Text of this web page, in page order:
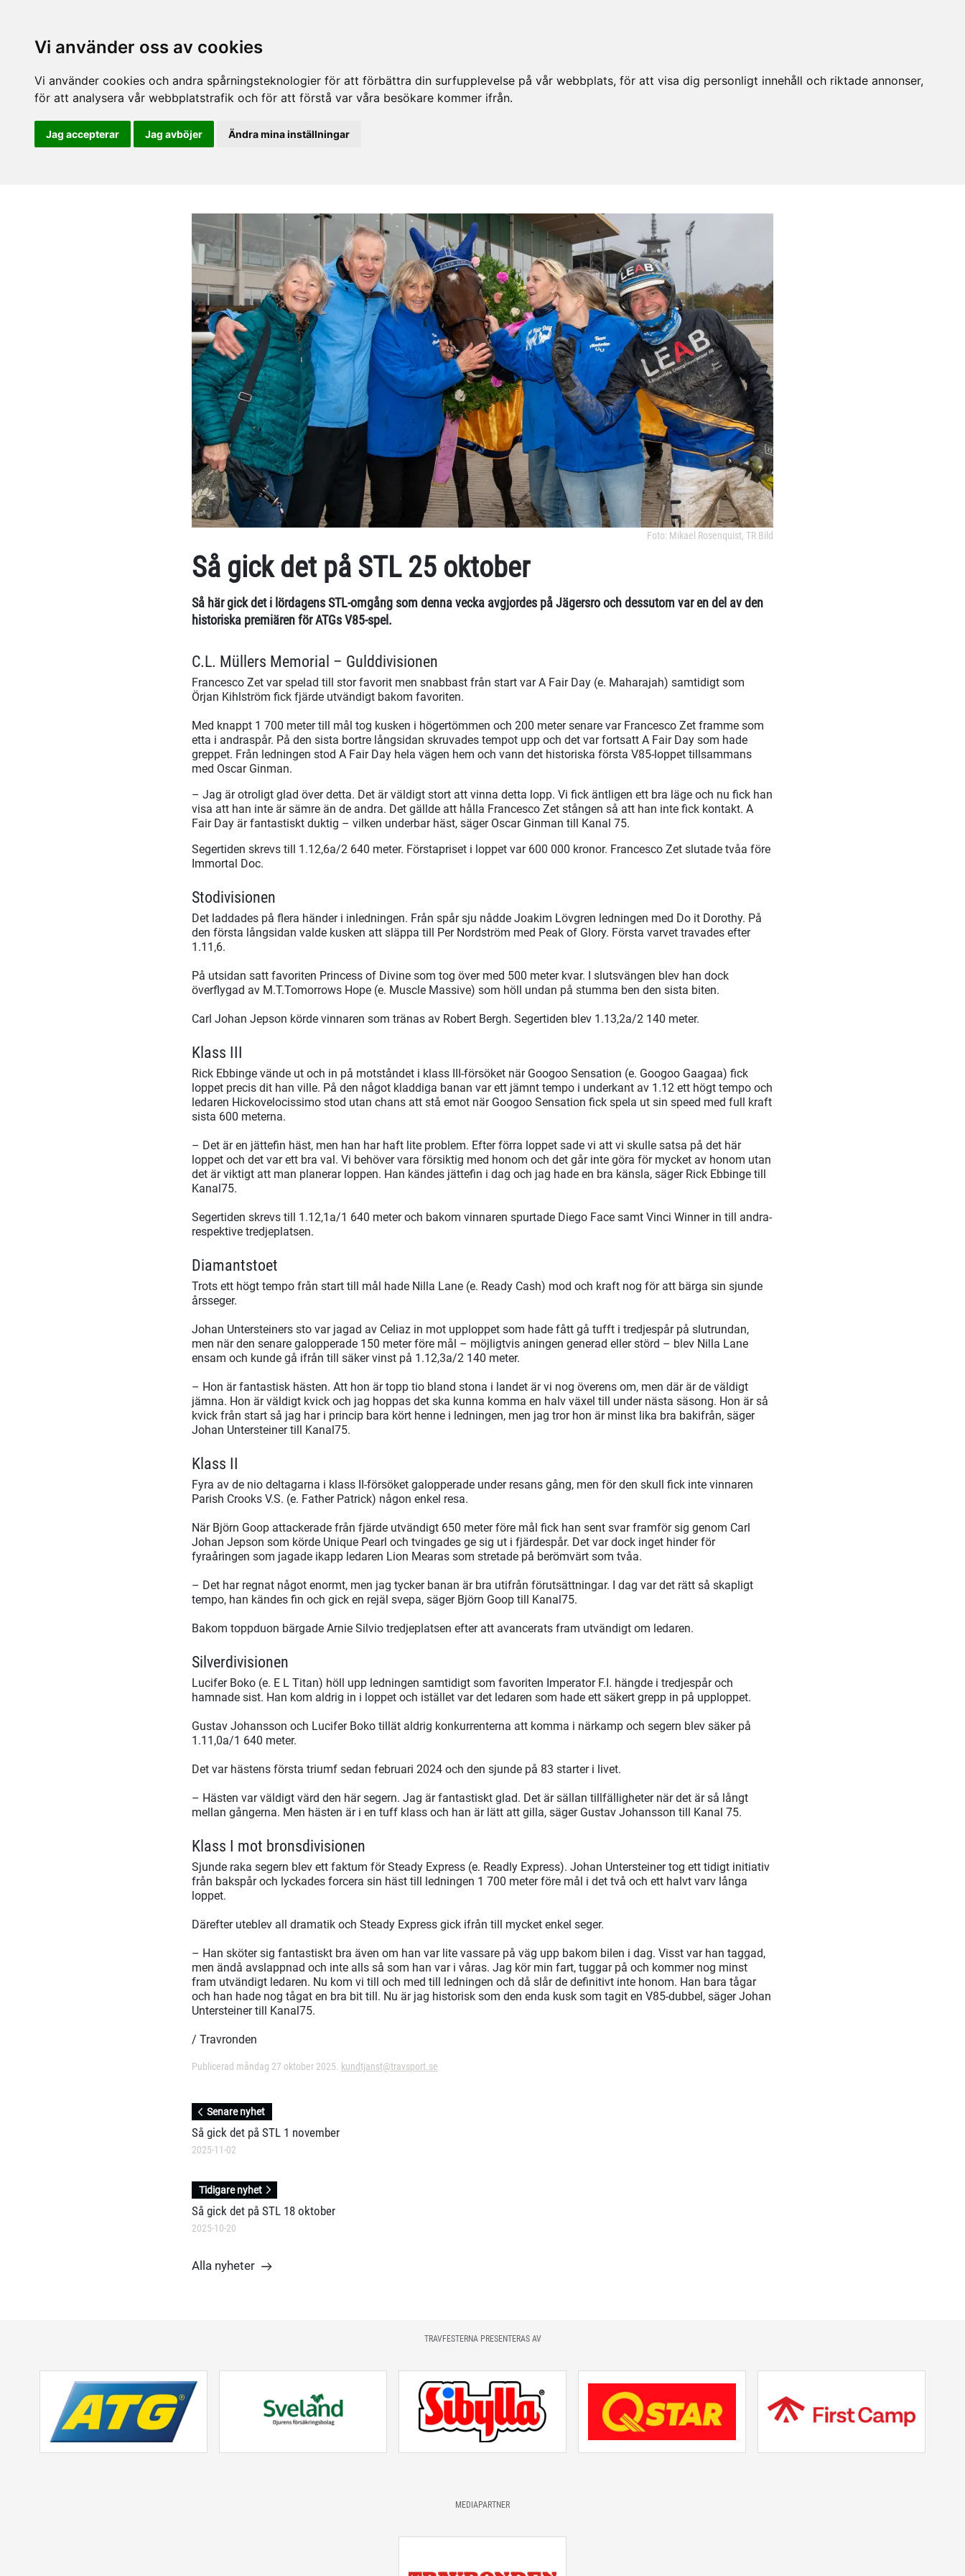
Vi använder oss av cookies
Vi använder cookies och andra spårningsteknologier för att förbättra din surfupplevelse på vår webbplats, för att visa dig personligt innehåll och riktade annonser,
för att analysera vår webbplatstrafik och för att förstå var våra besökare kommer ifrån.
Jag accepterar Jag avböjer Ändra mina inställningar
Foto: Mikael Rosenquist, TR Bild
Så gick det på STL 25 oktober
Så här gick det i lördagens STL-omgång som denna vecka avgjordes på Jägersro och dessutom var en del av den
historiska premiären för ATGs V85-spel.
C.L. Müllers Memorial – Gulddivisionen
Francesco Zet var spelad till stor favorit men snabbast från start var A Fair Day (e. Maharajah) samtidigt som
Örjan Kihlström fick fjärde utvändigt bakom favoriten.
Med knappt 1 700 meter till mål tog kusken i högertömmen och 200 meter senare var Francesco Zet framme som
etta i andraspår. På den sista bortre långsidan skruvades tempot upp och det var fortsatt A Fair Day som hade
greppet. Från ledningen stod A Fair Day hela vägen hem och vann det historiska första V85-loppet tillsammans
med Oscar Ginman.
– Jag är otroligt glad över detta. Det är väldigt stort att vinna detta lopp. Vi fick äntligen ett bra läge och nu fick han
visa att han inte är sämre än de andra. Det gällde att hålla Francesco Zet stången så att han inte fick kontakt. A
Fair Day är fantastiskt duktig – vilken underbar häst, säger Oscar Ginman till Kanal 75.
Segertiden skrevs till 1.12,6a/2 640 meter. Förstapriset i loppet var 600 000 kronor. Francesco Zet slutade tvåa före
Immortal Doc.
Stodivisionen
Det laddades på flera händer i inledningen. Från spår sju nådde Joakim Lövgren ledningen med Do it Dorothy. På
den första långsidan valde kusken att släppa till Per Nordström med Peak of Glory. Första varvet travades efter
1.11,6.
På utsidan satt favoriten Princess of Divine som tog över med 500 meter kvar. I slutsvängen blev han dock
överflygad av M.T.Tomorrows Hope (e. Muscle Massive) som höll undan på stumma ben den sista biten.
Carl Johan Jepson körde vinnaren som tränas av Robert Bergh. Segertiden blev 1.13,2a/2 140 meter.
Klass III
Rick Ebbinge vände ut och in på motståndet i klass III-försöket när Googoo Sensation (e. Googoo Gaagaa) fick
loppet precis dit han ville. På den något kladdiga banan var ett jämnt tempo i underkant av 1.12 ett högt tempo och
ledaren Hickovelocissimo stod utan chans att stå emot när Googoo Sensation fick spela ut sin speed med full kraft
sista 600 meterna.
– Det är en jättefin häst, men han har haft lite problem. Efter förra loppet sade vi att vi skulle satsa på det här
loppet och det var ett bra val. Vi behöver vara försiktig med honom och det går inte göra för mycket av honom utan
det är viktigt att man planerar loppen. Han kändes jättefin i dag och jag hade en bra känsla, säger Rick Ebbinge till
Kanal75.
Segertiden skrevs till 1.12,1a/1 640 meter och bakom vinnaren spurtade Diego Face samt Vinci Winner in till andra-
respektive tredjeplatsen.
Diamantstoet
Trots ett högt tempo från start till mål hade Nilla Lane (e. Ready Cash) mod och kraft nog för att bärga sin sjunde
årsseger.
Johan Untersteiners sto var jagad av Celiaz in mot upploppet som hade fått gå tufft i tredjespår på slutrundan,
men när den senare galopperade 150 meter före mål – möjligtvis aningen generad eller störd – blev Nilla Lane
ensam och kunde gå ifrån till säker vinst på 1.12,3a/2 140 meter.
– Hon är fantastisk hästen. Att hon är topp tio bland stona i landet är vi nog överens om, men där är de väldigt
jämna. Hon är väldigt kvick och jag hoppas det ska kunna komma en halv växel till under nästa säsong. Hon är så
kvick från start så jag har i princip bara kört henne i ledningen, men jag tror hon är minst lika bra bakifrån, säger
Johan Untersteiner till Kanal75.
Klass II
Fyra av de nio deltagarna i klass II-försöket galopperade under resans gång, men för den skull fick inte vinnaren
Parish Crooks V.S. (e. Father Patrick) någon enkel resa.
När Björn Goop attackerade från fjärde utvändigt 650 meter före mål fick han sent svar framför sig genom Carl
Johan Jepson som körde Unique Pearl och tvingades ge sig ut i fjärdespår. Det var dock inget hinder för
fyraåringen som jagade ikapp ledaren Lion Mearas som stretade på berömvärt som tvåa.
– Det har regnat något enormt, men jag tycker banan är bra utifrån förutsättningar. I dag var det rätt så skapligt
tempo, han kändes fin och gick en rejäl svepa, säger Björn Goop till Kanal75.
Bakom toppduon bärgade Arnie Silvio tredjeplatsen efter att avancerats fram utvändigt om ledaren.
Silverdivisionen
Lucifer Boko (e. E L Titan) höll upp ledningen samtidigt som favoriten Imperator F.I. hängde i tredjespår och
hamnade sist. Han kom aldrig in i loppet och istället var det ledaren som hade ett säkert grepp in på upploppet.
Gustav Johansson och Lucifer Boko tillät aldrig konkurrenterna att komma i närkamp och segern blev säker på
1.11,0a/1 640 meter.
Det var hästens första triumf sedan februari 2024 och den sjunde på 83 starter i livet.
– Hästen var väldigt värd den här segern. Jag är fantastiskt glad. Det är sällan tillfälligheter när det är så långt
mellan gångerna. Men hästen är i en tuff klass och han är lätt att gilla, säger Gustav Johansson till Kanal 75.
Klass I mot bronsdivisionen
Sjunde raka segern blev ett faktum för Steady Express (e. Readly Express). Johan Untersteiner tog ett tidigt initiativ
från bakspår och lyckades forcera sin häst till ledningen 1 700 meter före mål i det två och ett halvt varv långa
loppet.
Därefter uteblev all dramatik och Steady Express gick ifrån till mycket enkel seger.
– Han sköter sig fantastiskt bra även om han var lite vassare på väg upp bakom bilen i dag. Visst var han taggad,
men ändå avslappnad och inte alls så som han var i våras. Jag kör min fart, tuggar på och kommer nog minst
fram utvändigt ledaren. Nu kom vi till och med till ledningen och då slår de definitivt inte honom. Han bara tågar
och han hade nog tågat en bra bit till. Nu är jag historisk som den enda kusk som tagit en V85-dubbel, säger Johan
Untersteiner till Kanal75.
/ Travronden
Publicerad måndag 27 oktober 2025. kundtjanst@travsport.se
Senare nyhet
Så gick det på STL 1 november
2025-11-02
Tidigare nyhet
Så gick det på STL 18 oktober
2025-10-20
Alla nyheter
TRAVFESTERNA PRESENTERAS AV
MEDIAPARTNER